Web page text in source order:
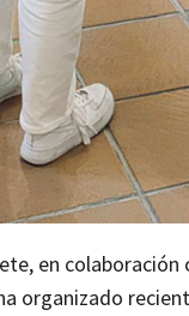
en colaboración
organizado